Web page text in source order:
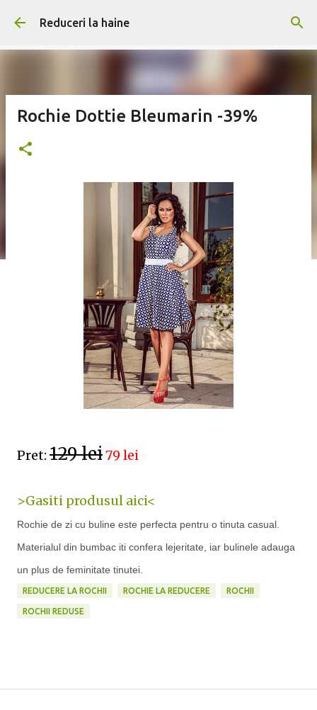
Treceți la conținutul principal
Reduceri la haine
Rochie Dottie Bleumarin -39%
Pret: 129 lei79 lei
>Gasiti produsul aici<
Rochie de zi cu buline este perfecta pentru o tinuta casual.
Materialul din bumbac iti confera lejeritate, iar bulinele adauga
un plus de feminitate tinutei.
REDUCERE LA ROCHII ROCHIE LA REDUCERE ROCHII
ROCHII REDUSE